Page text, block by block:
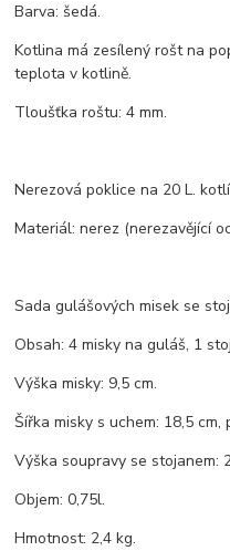
Barva: šedá.
Kotlina má zesílený rošt na
teplota v kotlině.
Tloušťka roštu: 4 mm.
Nerezová poklice na 20 L.
Materiál: nerez (nerezavějící
Sada gulášových misek se
Obsah: 4 misky na guláš, 1
Výška misky: 9,5 cm.
Šířka misky s uchem: 18,5 cm,
Výška soupravy se stojanem:
Objem: 0,75l.
Hmotnost: 2,4 kg.